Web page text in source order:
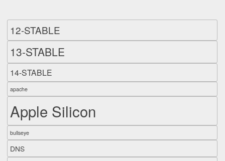
12-STABLE
13-STABLE
14-STABLE
apache
Apple Silicon
bullseye
DNS